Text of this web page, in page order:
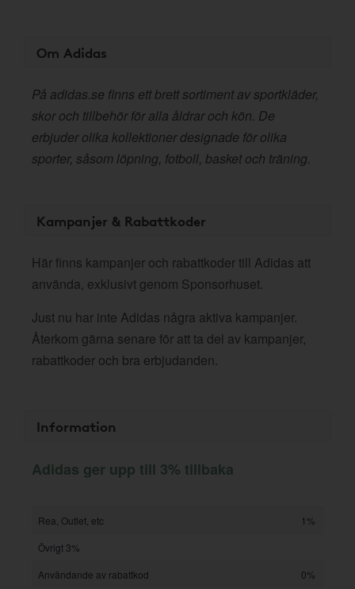
Om Adidas
På adidas.se finns ett brett sortiment av sportkläder,
skor och tillbehör för alla åldrar och kön. De
erbjuder olika kollektioner designade för olika
sporter, såsom löpning, fotboll, basket och träning.
Kampanjer & Rabattkoder
Här finns kampanjer och rabattkoder till Adidas att
använda, exklusivt genom Sponsorhuset.
Just nu har inte Adidas några aktiva kampanjer.
Återkom gärna senare för att ta del av kampanjer,
rabattkoder och bra erbjudanden.
Information
Adidas ger upp till 3% tillbaka
Rea, Outlet, etc
1%
Övrigt 3%
Användande av rabattkod
0%